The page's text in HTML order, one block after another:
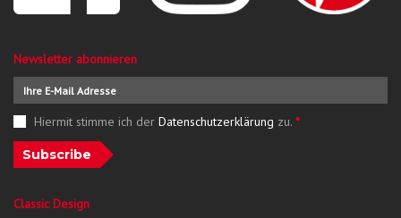
Newsletter abonnieren
Hiermit stimme ich der Datenschutzerklärung zu. *
Subscribe
Classic Design